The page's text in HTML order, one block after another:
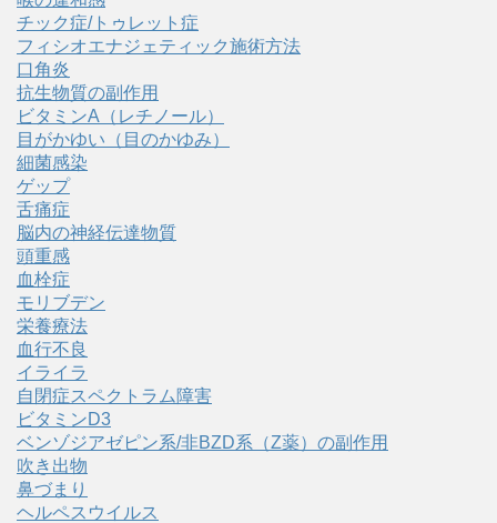
チック症/トゥレット症
フィシオエナジェティック施術方法
口角炎
抗生物質の副作用
ビタミンA（レチノール）
目がかゆい（目のかゆみ）
細菌感染
ゲップ
舌痛症
脳内の神経伝達物質
頭重感
血栓症
モリブデン
栄養療法
血行不良
イライラ
自閉症スペクトラム障害
ビタミンD3
ベンゾジアゼピン系/非BZD系（Z薬）の副作用
吹き出物
鼻づまり
ヘルペスウイルス